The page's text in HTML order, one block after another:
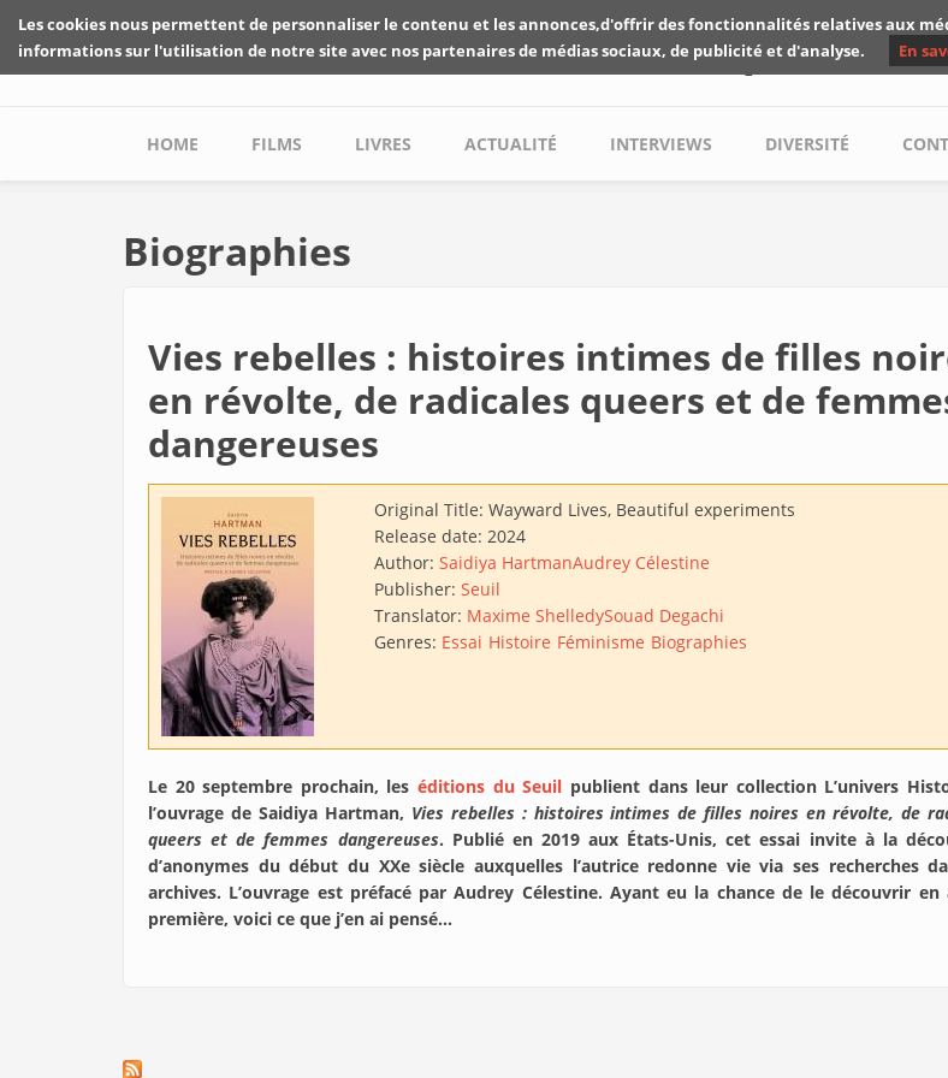
Skip to main content
Les critiques de
Main menu
HOME FILMS LIVRES ACTUALITÉ INTERVIEWS DIVERSITÉ
Biographies
Vies rebelles : histoires intimes de filles
en révolte, de radicales queers et de
dangereuses
Original Title: Wayward Lives, Beautiful experiments
Release date: 2024
Author: Saidiya HartmanAudrey Célestine
Publisher: Seuil
Translator: Maxime ShelledySouad Degachi
Genres: Essai Histoire Féminisme Biographies
Le 20 septembre prochain, leséditions du Seuil publient dans leur collection L’univers
l’ouvrage de Saidiya Hartman, Vies rebelles : histoires intimes de filles noires en révolte, de
queers et de femmes dangereuses. Publié en 2019 aux États-Unis, cet essai invite à la
d’anonymes du début du XXe siècle auxquelles l’autrice redonne vie via ses recherches
archives. L’ouvrage est préfacé par Audrey Célestine. Ayant eu la chance de le découvrir en
première, voici ce que j’en ai pensé…
Les cookies nous permettent de personnaliser le contenu et les annonces,d'offrir des fonctionnalités relatives aux
informations sur l'utilisation de notre site avec nos partenaires de médias sociaux, de publicité et d'analyse.
En